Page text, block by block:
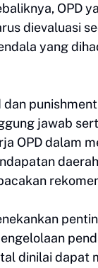
OPD
dievaluasi
yang
dan
jawab
OPD dalam
dinilai dapat